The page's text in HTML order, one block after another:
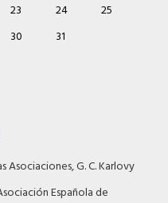
23 24
25
30 31
Asociaciones, G. C. Karlovy
Española de